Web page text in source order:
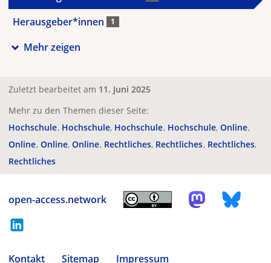
Herausgeber*innen 1
Mehr zeigen
Zuletzt bearbeitet am 11. Juni 2025
Mehr zu den Themen dieser Seite:
Hochschule Hochschule Hochschule Hochschule Online
Online Online Online Rechtliches Rechtliches Rechtliches
Rechtliches
open-access.network
Kontakt Sitemap
Impressum